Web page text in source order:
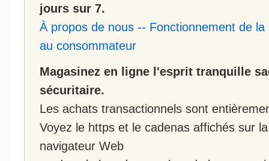
jours sur 7.
À propos de nous -- Fonctionnement de
au consommateur
Magasinez en ligne l'esprit tranquille
sécuritaire.
Les achats transactionnels sont
Voyez le https et le cadenas affichés sur
navigateur Web